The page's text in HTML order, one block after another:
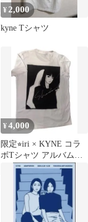
¥ 2,000
kyne Tシャツ
¥4,000
限定⭐︎iri × KYNE コラ
ボTシャツ アルバム
「Shade」完全生産限定